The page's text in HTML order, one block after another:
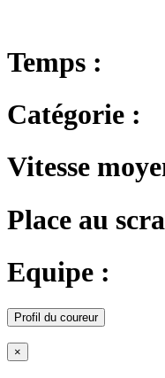
Temps :
Catégorie :
Vitesse
Place au
Equipe :
Profil du coureur
×